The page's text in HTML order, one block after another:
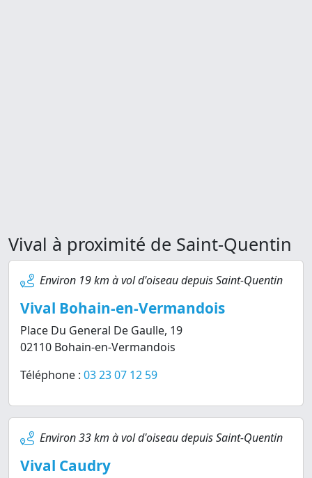
Vival à proximité de Saint-Quentin
Environ 19 km à vol d'oiseau depuis Saint-Quentin
Vival Bohain-en-Vermandois
Place Du General De Gaulle, 19
02110 Bohain-en-Vermandois
Téléphone : 03 23 07 12 59
Environ 33 km à vol d'oiseau depuis Saint-Quentin
Vival Caudry